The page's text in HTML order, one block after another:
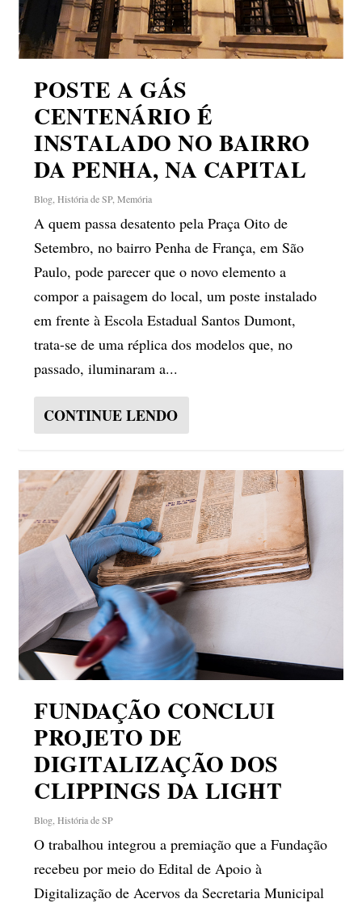
POSTE A GÁS
CENTENÁRIO É
INSTALADO NO BAIRRO
DA PENHA, NA CAPITAL
Blog ,História de SP,Memória
A quem passa desatento pela Praça Oito de
Setembro, no bairro Penha de França, em São
Paulo, pode parecer que o novo elemento a
compor a paisagem do local, um poste instalado
em frente à Escola Estadual Santos Dumont,
trata-se de uma réplica dos modelos que, no
passado, iluminaram a...
CONTINUE LENDO
FUNDAÇÃO CONCLUI
PROJETO DE
DIGITALIZAÇÃO DOS
CLIPPINGS DA LIGHT
Blog ,História de SP
O trabalhou integrou a premiação que a Fundação
recebeu por meio do Edital de Apoio à
Digitalização de Acervos da Secretaria Municipal